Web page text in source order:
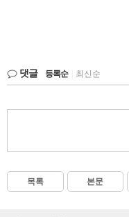
댓글 등록순 최신순
목록 본문